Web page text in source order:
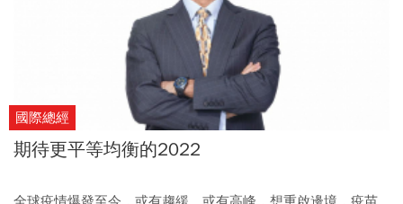
國際總經
期待更平等均衡的2022